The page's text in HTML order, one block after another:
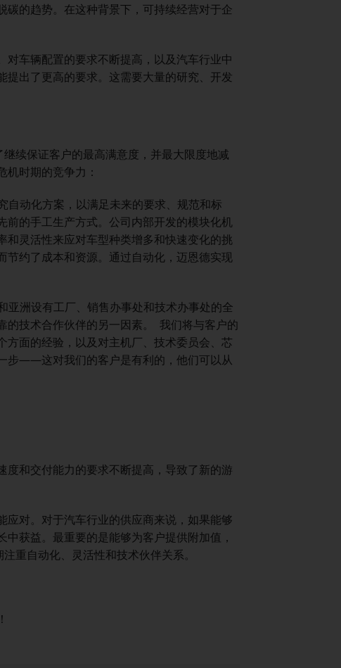
的趋势。在这种背景下，可持续经营对于企
车辆配置的要求不断提高，以及汽车行业中
出了更高的要求。这需要大量的研究、开发
续保证客户的最高满意度，并最大限度地减
时期的竞争力：
自动化方案，以满足未来的要求、规范和标
的手工生产方式。公司内部开发的模块化机
灵活性来应对车型种类增多和快速变化的挑
节约了成本和资源。通过自动化，迈恩德实现
亚洲设有工厂、销售办事处和技术办事处的全
的技术合作伙伴的另一因素。 我们将与客户的
面的经验，以及对主机厂、技术委员会、芯
步——这对我们的客户是有利的，他们可以从
和交付能力的要求不断提高，导致了新的游
对。对于汽车行业的供应商来说，如果能够
获益。最重要的是能够为客户提供附加值，
重自动化、灵活性和技术伙伴关系。